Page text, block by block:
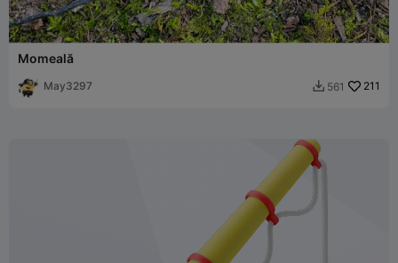
Momeală
May3297  561 211